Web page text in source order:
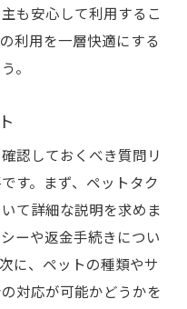
も安心して利用するこ
利用を一層快適にする
。
認しておくべき質問リ
す。まず、ペットタク
て詳細な説明を求めま
ーや返金手続きについ
に、ペットの種類やサ
対応が可能かどうかを